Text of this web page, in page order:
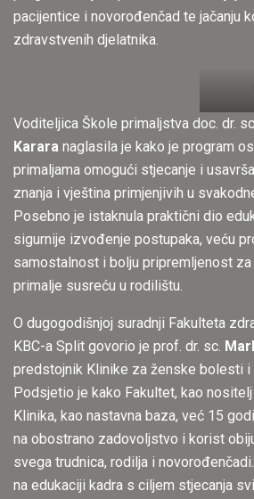
pacijentice i novorođenčad te jačanju
zdravstvenih djelatnika.
Voditeljica Škole primaljstva doc. dr.
Karara naglasila je kako je program
primaljama omogući stjecanje i
znanja i vještina primjenjivih u
Posebno je istaknula praktični dio
sigurnije izvođenje postupaka, veću
samostalnost i bolju pripremljenost
primalje susreću u rodilištu.
O dugogodišnjoj suradnji Fakulteta
KBC-a Split govorio je prof. dr. sc.
predstojnik Klinike za ženske bolesti i
Podsjetio je kako Fakultet, kao
Klinika, kao nastavna baza, već 15
na obostrano zadovoljstvo i korist
svega trudnica, rodilja i
na edukaciji kadra s ciljem stjecanja